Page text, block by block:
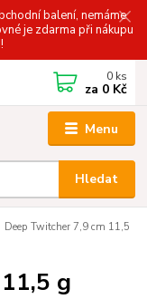
balení, nemáme
je zdarma při nákupu
Menu
Hledat
0 ks
za 0 Kč
Deep Twitcher 7,9 cm 11,5
g